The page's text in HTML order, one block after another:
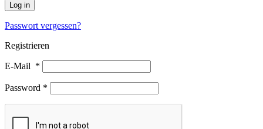
Log in
Passwort vergessen?
Registrieren
E-Mail *
Password *